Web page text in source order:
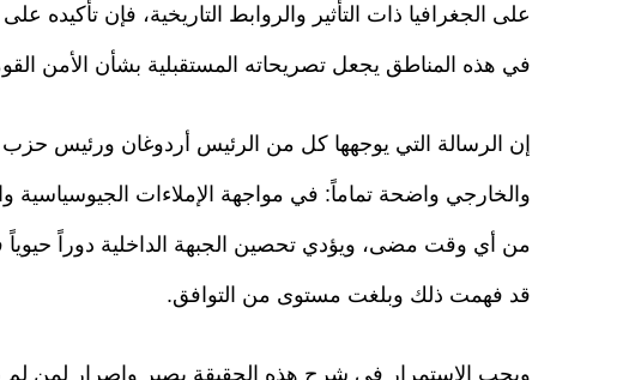
على الجغرافيا ذات التأثير والروابط التاريخية، فإن تأكيده
في هذه المناطق يجعل تصريحاته المستقبلية بشأن الأمن
إن الرسالة التي يوجهها كل من الرئيس أردوغان ورئيس حزب
والخارجي واضحة تماماً: في مواجهة الإملاءات الجيوسياسية
من أي وقت مضى، ويؤدي تحصين الجبهة الداخلية دوراً
قد فهمت ذلك وبلغت مستوى من التوافق.
ويجب الاستمرار في شرح هذه الحقيقة بصبر وإصرار لمن لم